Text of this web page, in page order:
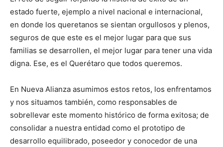
estado fuerte, ejemplo a nivel nacional e internacional,
en donde los queretanos se sientan orgullosos y plenos,
seguros de que este es el mejor lugar para que sus
familias se desarrollen, el mejor lugar para tener una vida
digna. Ese, es el Querétaro que todos queremos.
En Nueva Alianza asumimos estos retos, los enfrentamos
y nos situamos también, como responsables de
sobrellevar este momento histórico de forma exitosa; de
consolidar a nuestra entidad como el prototipo de
desarrollo equilibrado, poseedor y conocedor de una